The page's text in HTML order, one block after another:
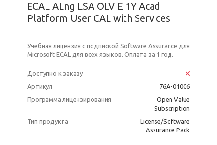
ECAL ALng LSA OLV E 1Y Acad
Platform User CAL with Services
Учебная лицензия с подпиской Software Assurance для
Microsoft ECAL для всех языков. Оплата за 1 год.
Доступно к заказу
Артикул
76A-01006
Программа лицензирования
Open Value
Subscription
Тип продукта
License/Software
Assurance Pack